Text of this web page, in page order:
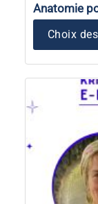
Anatomie
Choix